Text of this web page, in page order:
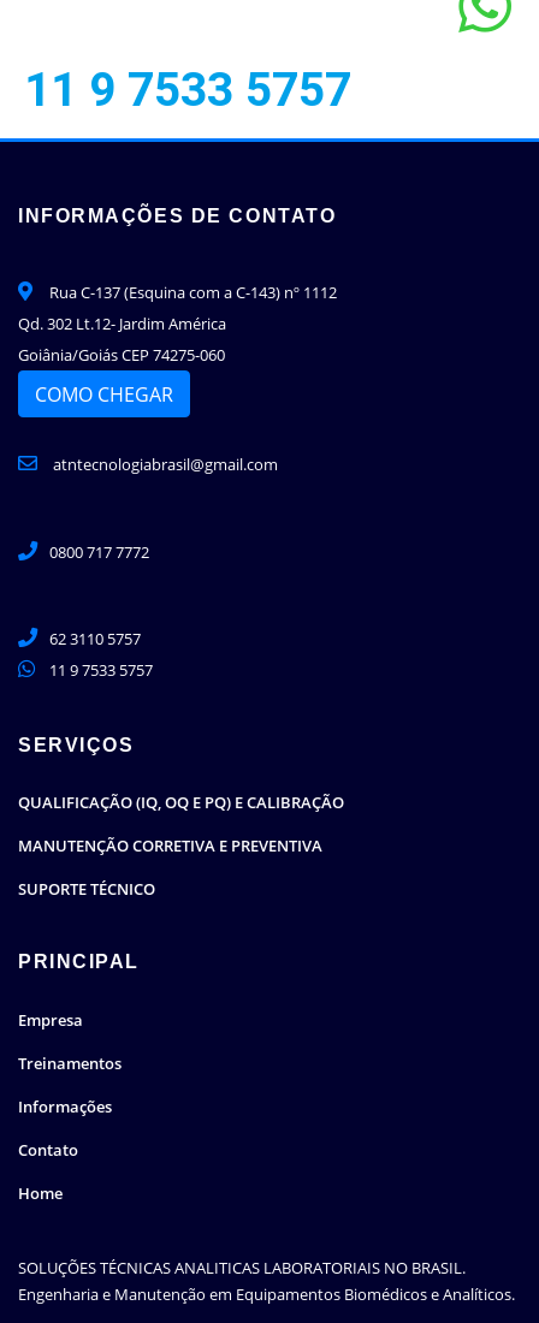
11 9 7533 5757
INFORMAÇÕES DE CONTATO
Rua C-137 (Esquina com a C-143) nº 1112
Qd. 302 Lt.12- Jardim América
Goiânia/Goiás CEP 74275-060
COMO CHEGAR
atntecnologiabrasil@gmail.com
0800 717 7772
62 3110 5757
11 9 7533 5757
SERVIÇOS
QUALIFICAÇÃO (IQ, OQ E PQ) E CALIBRAÇÃO
MANUTENÇÃO CORRETIVA E PREVENTIVA
SUPORTE TÉCNICO
PRINCIPAL
Empresa
Treinamentos
Informações
Contato
Home
SOLUÇÕES TÉCNICAS ANALITICAS LABORATORIAIS NO BRASIL.
Engenharia e Manutenção em Equipamentos Biomédicos e Analíticos.